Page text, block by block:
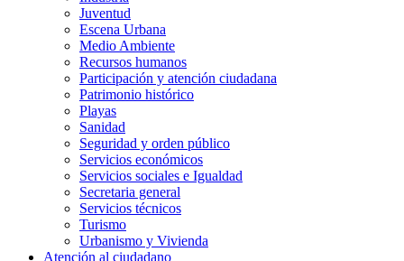
Juventud
Escena Urbana
Medio Ambiente
Recursos humanos
Participación y atención ciudadana
Patrimonio histórico
Playas
Sanidad
Seguridad y orden público
Servicios económicos
Servicios sociales e Igualdad
Secretaria general
Servicios técnicos
Turismo
Urbanismo y Vivienda
Atención al ciudadano